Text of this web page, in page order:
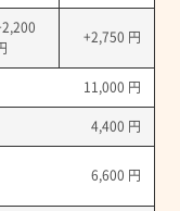
+2,750 円
11,000 円
4,400 円
6,600 円